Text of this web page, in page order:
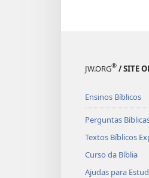
JW.ORG® / SITE
Ensinos Bíblicos
Perguntas
Textos Bíblicos
Curso da Bíblia
Ajudas para